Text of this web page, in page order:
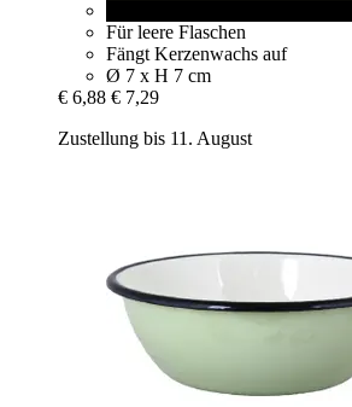
Für leere Flaschen
Fängt Kerzenwachs auf
Ø 7 x H 7 cm
€ 6,88 € 7,29
Zustellung bis 11. August